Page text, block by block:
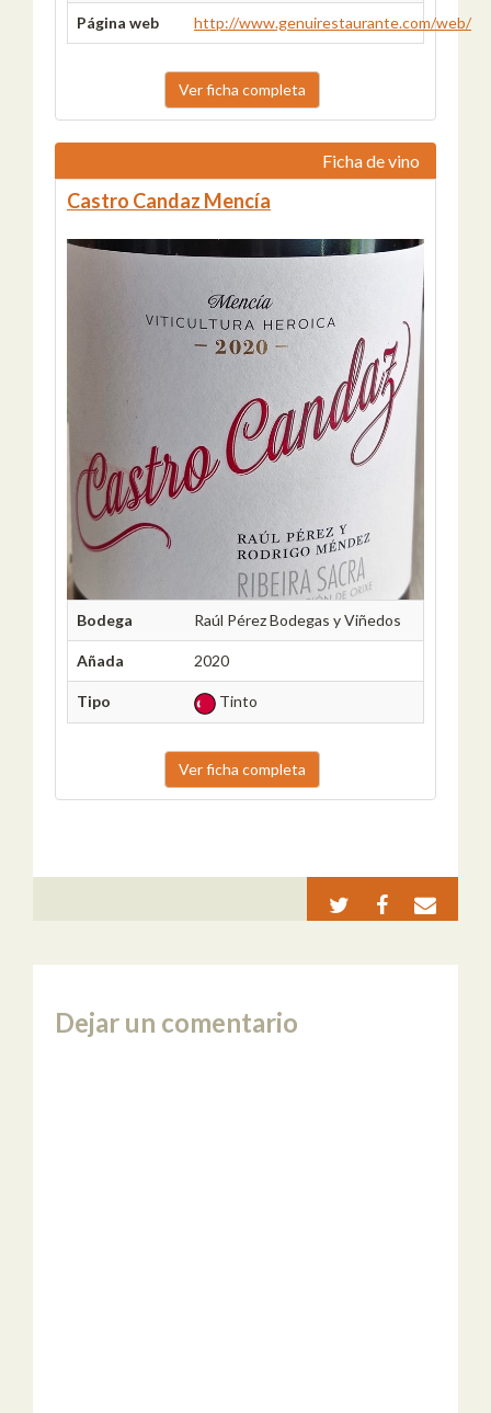
Página web http://www.genuirestaurante.com/web/
Ver ficha completa
Ficha de vino
Castro Candaz Mencía
Bodega Raúl Pérez Bodegas y Viñedos
Añada 2020
Tipo Tinto
Ver ficha completa
Dejar un comentario